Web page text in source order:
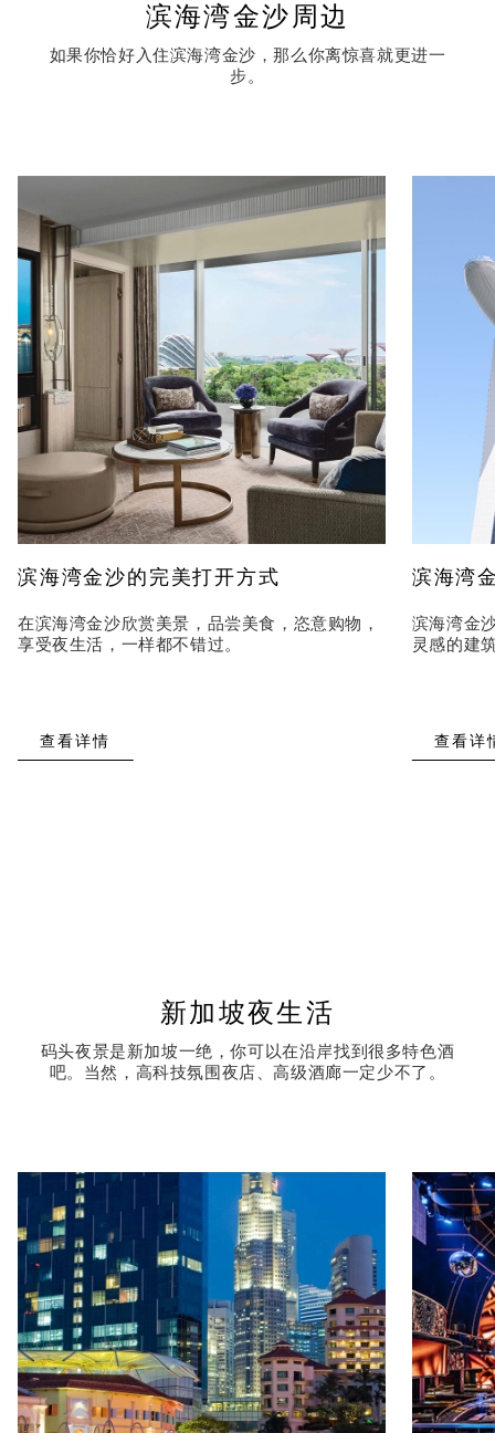
滨海湾金沙周边
如果你恰好入住滨海湾金沙，那么你离惊喜就更进一
步。
滨海湾金沙的完美打开方式
在滨海湾金沙欣赏美景，品尝美食，恣意购物，
享受夜生活，一样都不错过。
查看详情
滨海湾
滨海湾金
灵感的建
查看详
新加坡夜生活
码头夜景是新加坡一绝，你可以在沿岸找到很多特色酒
吧。当然，高科技氛围夜店、高级酒廊一定少不了。